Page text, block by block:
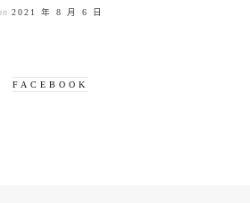
2021 年 8 月 6 日
FACEBOOK